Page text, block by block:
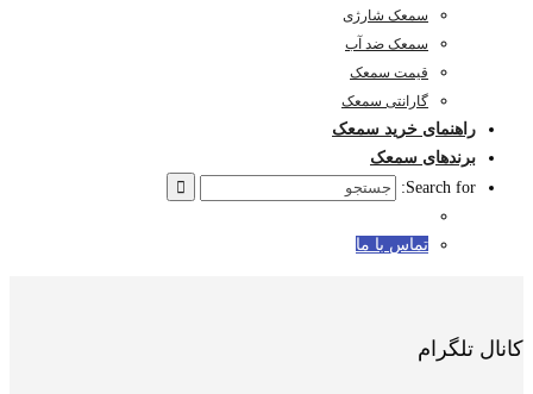
سمعک شارژی
سمعک ضد آب
قیمت سمعک
گارانتی سمعک
راهنمای خرید سمعک
برندهای سمعک
Search for:
تماس با ما
کانال تلگرام